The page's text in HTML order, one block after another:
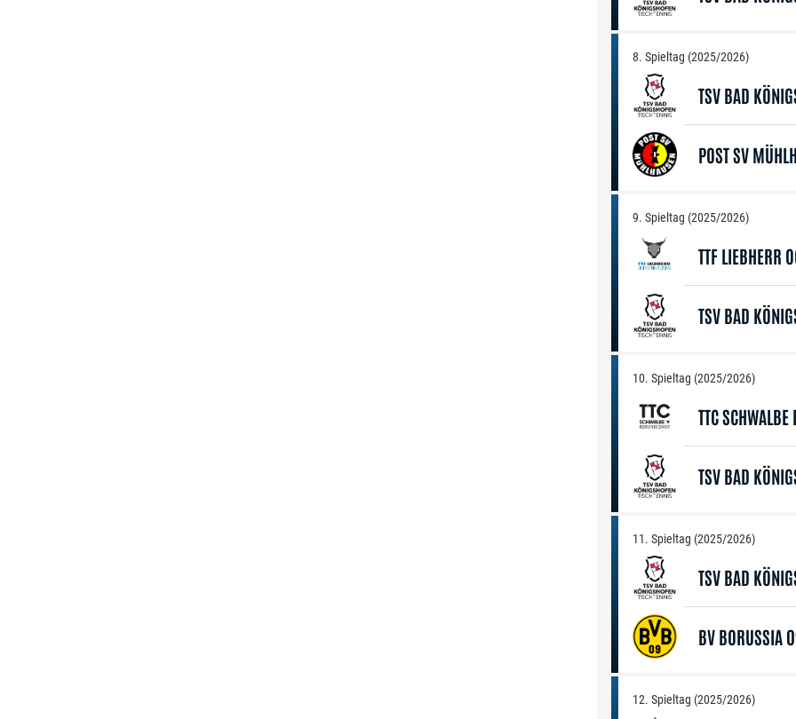
8. Spieltag (2025/2026)
TSV BAD
POST SV
9. Spieltag (2025/2026)
TTF LIEBHERR
TSV BAD
10. Spieltag (2025/2026)
TTC SCHWALBE
TSV BAD
11. Spieltag (2025/2026)
TSV BAD
BV BORUSSIA
12. Spieltag (2025/2026)